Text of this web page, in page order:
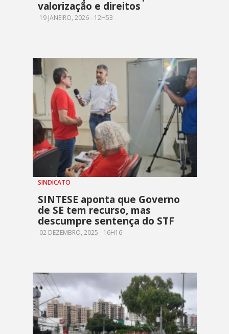
valorização e direitos
19 JANEIRO, 2026 - 12H53
SINDICATO
SINTESE aponta que Governo
de SE tem recurso, mas
descumpre sentença do STF
02 DEZEMBRO, 2025 - 16H16